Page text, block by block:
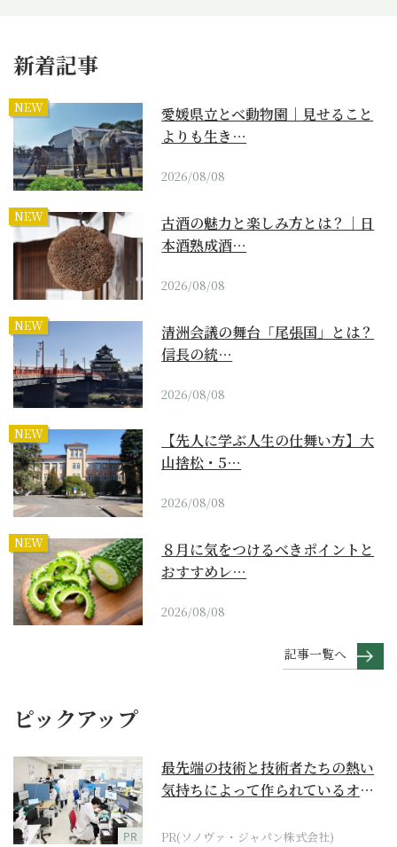
新着記事
NEW
愛媛県立とべ動物園｜見せること
よりも生き…
2026/08/08
NEW
古酒の魅力と楽しみ方とは？｜日
本酒熟成酒…
2026/08/08
NEW
清洲会議の舞台「尾張国」とは？
信長の統…
2026/08/08
NEW
【先人に学ぶ人生の仕舞い方】大
山捨松・5…
2026/08/08
NEW
８月に気をつけるべきポイントと
おすすめレ…
2026/08/08
記事一覧へ
ピックアップ
PR
最先端の技術と技術者たちの熱い
気持ちによって作られているオー
PR(ソノヴァ・ジャパン株式会社)